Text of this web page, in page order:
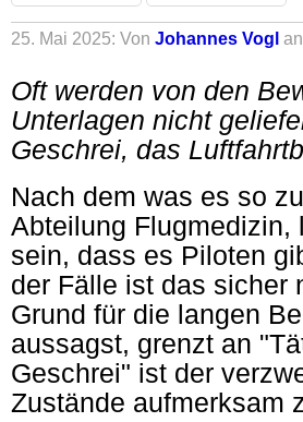
25. Mai 2025: Von Johannes Vogl an
Oft werden von den
Unterlagen nicht
Geschrei, das
Nach dem was es so
Abteilung Flugmedizin,
sein, dass es Piloten
der Fälle ist das sicher
Grund für die langen
aussagst, grenzt an
Geschrei" ist der
Zustände aufmerksam